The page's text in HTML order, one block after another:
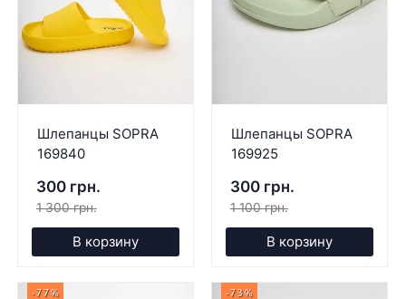
Шлепанцы SOPRA
169840
300 грн.
1 300 грн.
В корзину
Шлепанцы SOPRA
169925
300 грн.
1 100 грн.
В корзину
-77% -73%